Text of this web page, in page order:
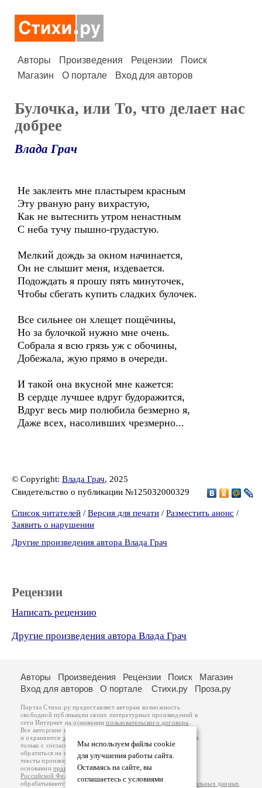
Авторы Произведения Рецензии
Поиск
Магазин
О портале Вход для авторов
Булочка, или То, что делает нас
добрее
Влада Грач
Не заклеить мне пластырем красным
Эту рваную рану вихрастую,
Как не вытеснить утром ненастным
С неба тучу пышно-грудастую.
Мелкий дождь за окном начинается,
Он не слышит меня, издевается.
Подождать я прошу пять минуточек,
Чтобы сбегать купить сладких булочек.
Все сильнее он хлещет пощёчины,
Но за булочкой нужно мне очень.
Собрала я всю грязь уж с обочины,
Добежала, жую прямо в очереди.
И такой она вкусной мне кажется:
В сердце лучшее вдруг будоражится,
Вдруг весь мир полюбила безмерно я,
Даже всех, насоливших чрезмерно...
© Copyright: Влада Грач, 2025
Свидетельство о публикации №125032000329
Список читателей / Версия для печати / Разместить анонс /
Заявить о нарушении
Другие произведения автора Влада Грач
Рецензии
Написать рецензию
Другие произведения автора Влада Грач
Мы используем файлы cookie
для улучшения работы сайта.
Оставаясь на сайте, вы
соглашаетесь с условиями
Авторы Произведения Рецензии Поиск
Магазин
Вход для авторов
О портале Стихи.ру Проза.ру
Портал Стихи.ру предоставляет авторам возможность
свободной публикации своих литературных произведений в
сети Интернет на основаниипользовательского договора
Все авторские права на произведения принадлежат авторам
и охраняются законом
. Перепечатка произведений возможна
только с согласия его автора, к которому вы можете
обратиться на его авторской странице. Ответственность за
тексты произведений авторы несут самостоятельно на
основанииправил публикацииизаконодательства
Российской Федерации
обрабатываются на основанииПолитики обработки персональных данных